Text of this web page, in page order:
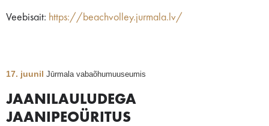
Veebisait: https://beachvolley.jurmala.lv/
17. juunil Jūrmala vabaõhumuuseumis
JAANILAULUDEGA
JAANIPEOÜRITUS